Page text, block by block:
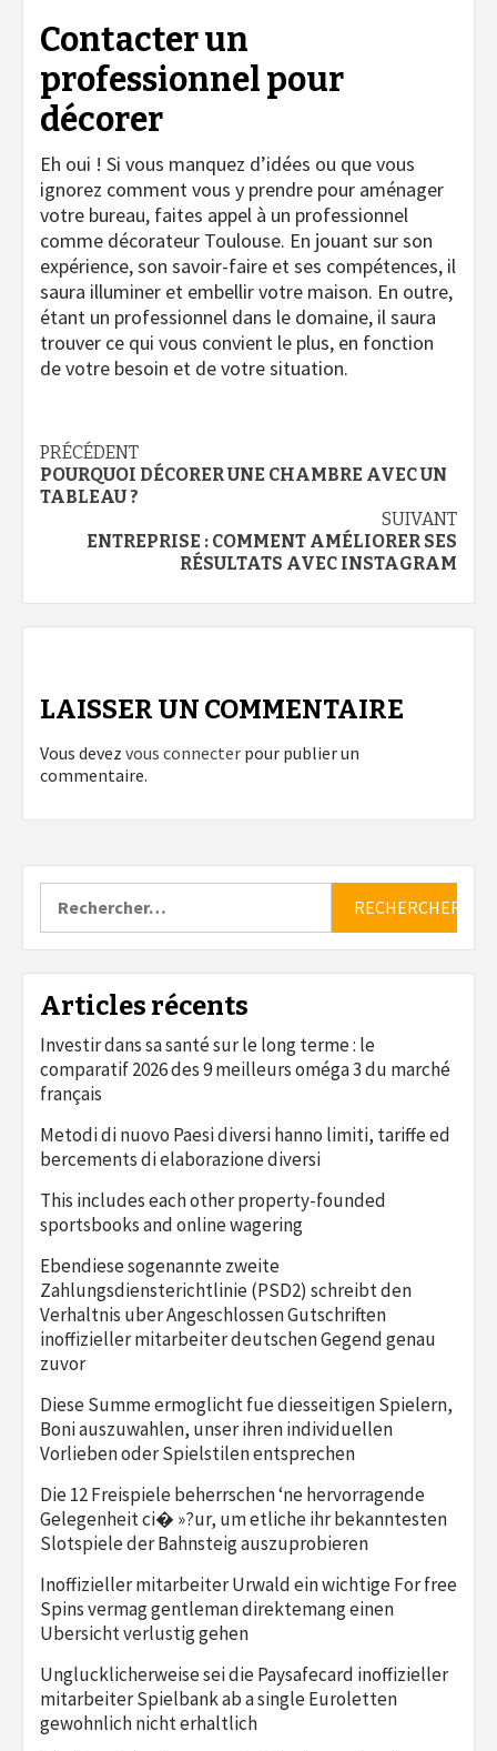
Contacter un
professionnel pour
décorer
Eh oui ! Si vous manquez d’idées ou que vous
ignorez comment vous y prendre pour aménager
votre bureau, faites appel à un professionnel
comme décorateur Toulouse. En jouant sur son
expérience, son savoir-faire et ses compétences, il
saura illuminer et embellir votre maison. En outre,
étant un professionnel dans le domaine, il saura
trouver ce qui vous convient le plus, en fonction
de votre besoin et de votre situation.
Navigation
d’article
PRÉCÉDENT
POURQUOI DÉCORER UNE CHAMBRE AVEC UN
TABLEAU ?
SUIVANT
ENTREPRISE : COMMENT AMÉLIORER SES
RÉSULTATS AVEC INSTAGRAM
LAISSER UN COMMENTAIRE
Vous devez vous connecter pour publier un
commentaire.
Articles récents
Investir dans sa santé sur le long terme : le
comparatif 2026 des 9 meilleurs oméga 3 du marché
français
Metodi di nuovo Paesi diversi hanno limiti, tariffe ed
bercements di elaborazione diversi
This includes each other property-founded
sportsbooks and online wagering
Ebendiese sogenannte zweite
Zahlungsdiensterichtlinie (PSD2) schreibt den
Verhaltnis uber Angeschlossen Gutschriften
inoffizieller mitarbeiter deutschen Gegend genau
zuvor
Diese Summe ermoglicht fue diesseitigen Spielern,
Boni auszuwahlen, unser ihren individuellen
Vorlieben oder Spielstilen entsprechen
Die 12 Freispiele beherrschen ‘ne hervorragende
Gelegenheit ci� »?ur, um etliche ihr bekanntesten
Slotspiele der Bahnsteig auszuprobieren
Inoffizieller mitarbeiter Urwald ein wichtige For free
Spins vermag gentleman direktemang einen
Ubersicht verlustig gehen
Unglucklicherweise sei die Paysafecard inoffizieller
mitarbeiter Spielbank ab a single Euroletten
gewohnlich nicht erhaltlich